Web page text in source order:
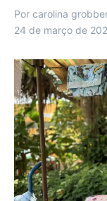
Por carolina
24 de março de